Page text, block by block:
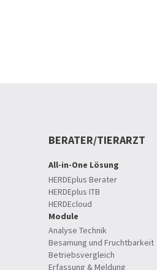
BERATER/TIERARZT
All-in-One Lösung
HERDEplus Berater
HERDEplus ITB
HERDEcloud
Module
Analyse Technik
Besamung und Fruchtbarkeit
Betriebsvergleich
Erfassung & Meldung